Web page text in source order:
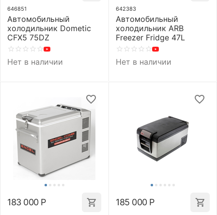
646851
Автомобильный
холодильник Dometic
CFX5 75DZ
Нет в наличии
642383
Автомобильный
холодильник ARB
Freezer Fridge 47L
Нет в наличии
183 000 Р 185 000 Р